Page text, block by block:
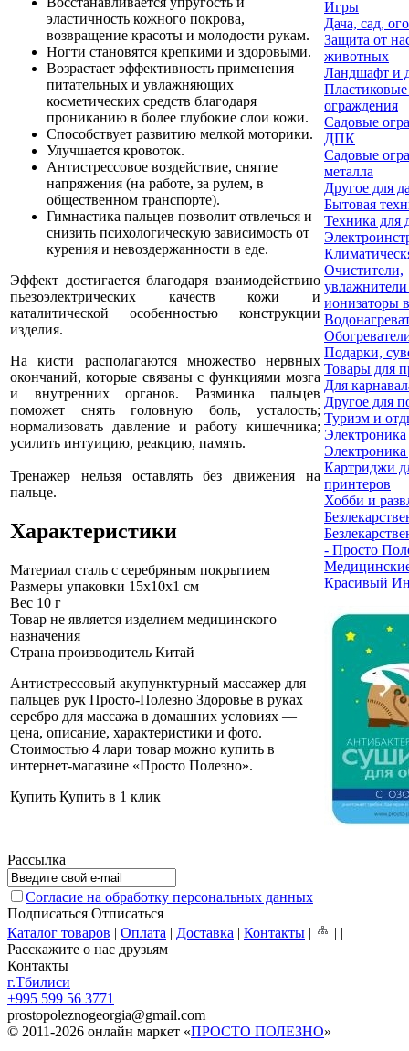
эластичность кожного покрова,
возвращение красоты и молодости рукам.
Ногти становятся крепкими и здоровыми.
Возрастает эффективность применения
питательных и увлажняющих
косметических средств благодаря
прониканию в более глубокие слои кожи.
Способствует развитию мелкой моторики.
Улучшается кровоток.
Антистрессовое воздействие, снятие
напряжения (на работе, за рулем, в
общественном транспорте).
Гимнастика пальцев позволит отвлечься и
снизить психологическую зависимость от
курения и невоздержанности в еде.
Эффект достигается благодаря взаимодействию
пьезоэлектрических качеств кожи и
каталитической особенностью конструкции
изделия.
На кисти располагаются множество нервных
окончаний, которые связаны с функциями мозга
и внутренних органов. Разминка пальцев
поможет снять головную боль, усталость;
нормализовать давление и работу кишечника;
усилить интуицию, реакцию, память.
Тренажер нельзя оставлять без движения на
пальце.
Характеристики
Материал сталь с серебряным покрытием
Размеры упаковки 15x10x1 см
Вес 10 г
Товар не является изделием медицинского
назначения
Страна производитель Китай
Антистрессовый акупунктурный массажер для
пальцев рук Просто-Полезно Здоровье в руках
серебро для массажа в домашних условиях —
цена, описание, характеристики и фото.
Стоимостью 4 лари товар можно купить в
интернет-магазине «Просто Полезно».
Купить Купить в 1 клик
Игры
Дача, сад,
Защита от
животных
Ландшафт и
ограждения
Садовые
ДПК
Садовые
металла
Другое для
Бытовая
Техника для
Очистители,
ионизаторы
Подарки,
Товары для
Для
Другое для
Туризм и
Электроника
Картриджи
принтеров
Хобби и
- Просто
Красивый
Рассылка
Согласие на обработку персональных данных
Подписаться Отписаться
Каталог товаров | Оплата | Доставка | Контакты | | |
Расскажите о нас друзьям
Контакты
г.Тбилиси
+995 599 56 3771
prostopoleznogeorgia@gmail.com
© 2011-2026 онлайн маркет «ПРОСТО ПОЛЕЗНО»